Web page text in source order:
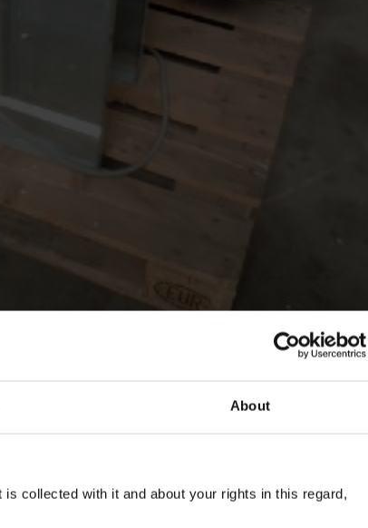
About
collected with it and about your rights in this regard,